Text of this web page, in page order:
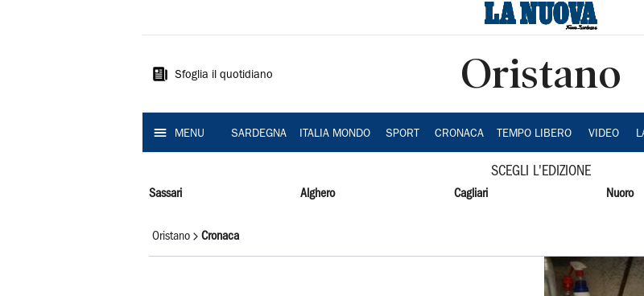
Sardegna
Sfoglia il quotidiano Oristano
MENU SARDEGNA ITALIA MONDO SPORT CRONACA TEMPO LIBERO VIDEO
SCEGLI L'EDIZIONE
Sassari Alghero Cagliari Nuoro
Oristano Cronaca